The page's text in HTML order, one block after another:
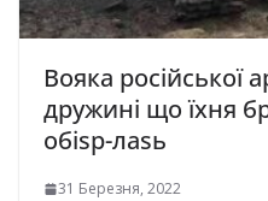
Вояка російської
дружині що їхня
обіsр-лаsь
31 Березня, 2022